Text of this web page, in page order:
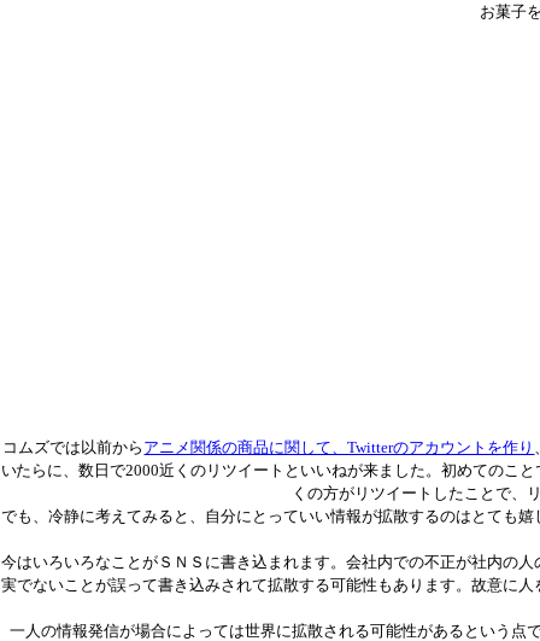
お菓子
コムズでは以前から アニメ関係の商品に関して、Twitterのアカウントを作り
いたらに、数日で2000近くのリツイートといいねが来ました。初めてのこ
くの方がリツイートしたことで、
でも、冷静に考えてみると、自分にとっていい情報が拡散するのはとても
今はいろいろなことがＳＮＳに書き込まれます。会社内での不正が社内の
実でないことが誤って書き込みされて拡散する可能性もあります。故意に
一人の情報発信が場合によっては世界に拡散される可能性があるという